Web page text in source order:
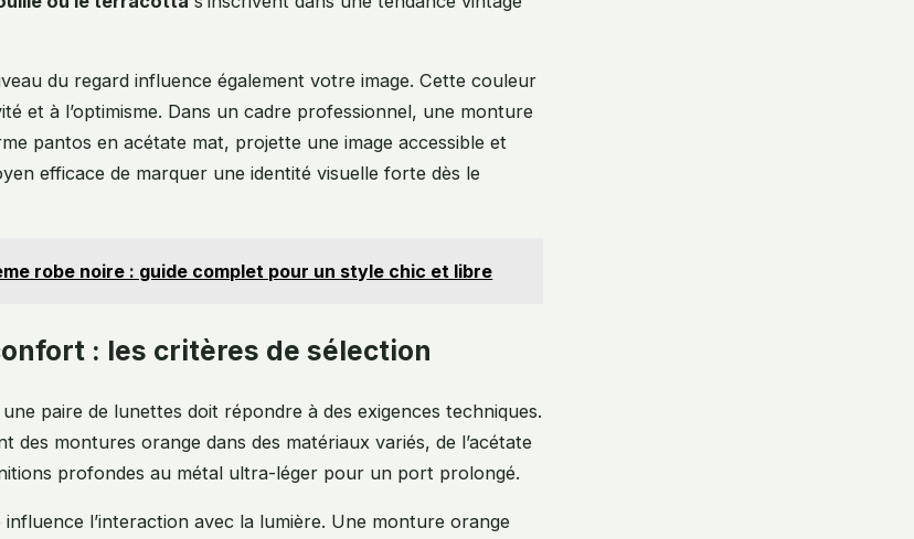
du regard influence également votre image. Cette couleur
et à l’optimisme. Dans un cadre professionnel, une monture
pantos en acétate mat, projette une image accessible et
efficace de marquer une identité visuelle forte dès le
robe noire : guide complet pour un style chic et libre
: les critères de sélection
une paire de lunettes doit répondre à des exigences techniques.
des montures orange dans des matériaux variés, de l’acétate
profondes au métal ultra-léger pour un port prolongé.
influence l’interaction avec la lumière. Une monture orange